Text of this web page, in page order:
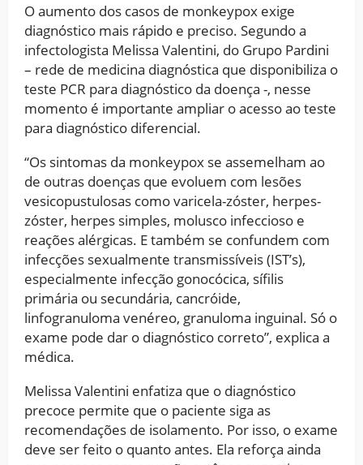
O aumento dos casos de monkeypox exige
diagnóstico mais rápido e preciso. Segundo a
infectologista Melissa Valentini, do Grupo Pardini
– rede de medicina diagnóstica que disponibiliza o
teste PCR para diagnóstico da doença -, nesse
momento é importante ampliar o acesso ao teste
para diagnóstico diferencial.
“Os sintomas da monkeypox se assemelham ao
de outras doenças que evoluem com lesões
vesicopustulosas como varicela-zóster, herpes-
zóster, herpes simples, molusco infeccioso e
reações alérgicas. E também se confundem com
infecções sexualmente transmissíveis (IST’s),
especialmente infecção gonocócica, sífilis
primária ou secundária, cancróide,
linfogranuloma venéreo, granuloma inguinal. Só o
exame pode dar o diagnóstico correto”, explica a
médica.
Melissa Valentini enfatiza que o diagnóstico
precoce permite que o paciente siga as
recomendações de isolamento. Por isso, o exame
deve ser feito o quanto antes. Ela reforça ainda